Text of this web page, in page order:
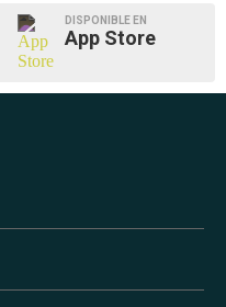
DISPONIBLE EN
App Store